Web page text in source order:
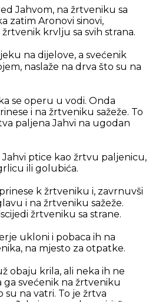
Jahvom, na žrtveniku sa
zatim Aronovi sinovi,
krvlju sa svih strana.
na dijelove, a svećenik
naslaže na drva što su na
se operu u vodi. Onda
i na žrtveniku sažeže. To
paljena Jahvi na ugodan
ptice kao žrtvu paljenicu,
ili golubića.
k žrtveniku i, zavrnuvši
i na žrtveniku sažeže.
žrtveniku sa strane.
ukloni i pobaca ih na
na mjesto za otpatke.
obaju krila, ali neka ih ne
ga svećenik na žrtveniku
su na vatri. To je žrtva